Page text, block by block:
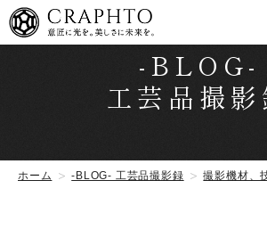
-BLOG-
工芸品撮影
ホーム -BLOG- 工芸品撮影録 撮影機材、